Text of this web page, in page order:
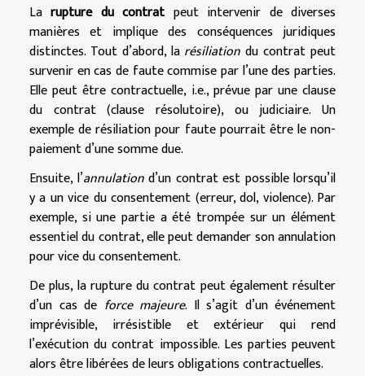
Larupture du contrat peut intervenir de diverses
manières et implique des conséquences juridiques
distinctes. Tout d’abord, la résiliation du contrat peut
survenir en cas de faute commise par l’une des parties.
Elle peut être contractuelle, i.e., prévue par une clause
du contrat (clause résolutoire), ou judiciaire. Un
exemple de résiliation pour faute pourrait être le non-
paiement d’une somme due.
Ensuite, l’annulationd’un contrat est possible lorsqu’il
y a un vice du consentement (erreur, dol, violence). Par
exemple, si une partie a été trompée sur un élément
essentiel du contrat, elle peut demander son annulation
pour vice du consentement.
De plus, la rupture du contrat peut également résulter
d’un cas de force majeure. Il s’agit d’un événement
imprévisible, irrésistible et extérieur qui rend
l’exécution du contrat impossible. Les parties peuvent
alors être libérées de leurs obligations contractuelles.